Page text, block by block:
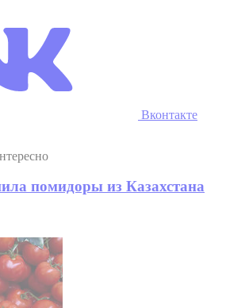
Вконтакте
помидоры из Казахстана